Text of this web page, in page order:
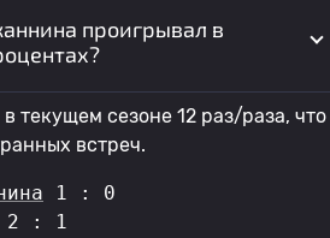
проигрывал в
текущем сезоне 12 раз/раза, что
встреч.
1 : 0
2 : 1